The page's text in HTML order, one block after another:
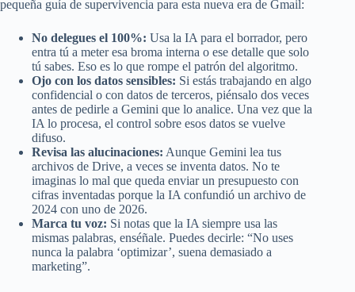
pequeña guía de supervivencia para esta nueva era de Gmail:
No delegues el 100%: Usa la IA para el borrador, pero
entra tú a meter esa broma interna o ese detalle que solo
tú sabes. Eso es lo que rompe el patrón del algoritmo.
Ojo con los datos sensibles: Si estás trabajando en algo
confidencial o con datos de terceros, piénsalo dos veces
antes de pedirle a Gemini que lo analice. Una vez que la
IA lo procesa, el control sobre esos datos se vuelve
difuso.
Revisa las alucinaciones: Aunque Gemini lea tus
archivos de Drive, a veces se inventa datos. No te
imaginas lo mal que queda enviar un presupuesto con
cifras inventadas porque la IA confundió un archivo de
2024 con uno de 2026.
Marca tu voz: Si notas que la IA siempre usa las
mismas palabras, enséñale. Puedes decirle: “No uses
nunca la palabra ‘optimizar’, suena demasiado a
marketing”.